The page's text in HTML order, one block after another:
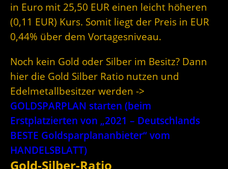
in Euro mit 25,50 EUR einen leicht höheren
(0,11 EUR) Kurs. Somit liegt der Preis in EUR
0,44% über dem Vortagesniveau.
Noch kein Gold oder Silber im Besitz? Dann
hier die Gold Silber Ratio nutzen und
Edelmetallbesitzer werden ->
GOLDSPARPLAN starten (beim
Erstplatzierten von „2021 – Deutschlands
BESTE Goldsparplananbieter“ vom
HANDELSBLATT)
Gold-Silber-Ratio